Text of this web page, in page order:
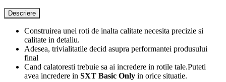
Descriere
Construirea unei roti de inalta calitate necesita precizie si
calitate in detaliu.
Adesea, trivialitatile decid asupra performantei produsului
final
Cand calatoresti trebuie sa ai incredere in rotile tale.Puteti
avea incredere in SXT Basic Only in orice situatie.